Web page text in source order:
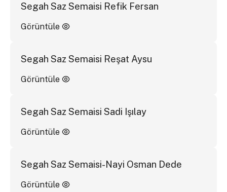
Segah Saz Semaisi Refik Fersan
Görüntüle
Segah Saz Semaisi Reşat Aysu
Görüntüle
Segah Saz Semaisi Sadi Işılay
Görüntüle
Segah Saz Semaisi-Nayi Osman Dede
Görüntüle